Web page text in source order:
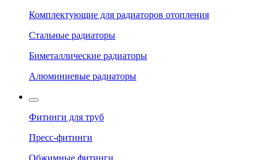
Комплектующие для радиаторов отопления
Стальные радиаторы
Биметаллические радиаторы
Алюминиевые радиаторы
Фитинги для труб
Пресс-фитинги
Обжимные фитинги